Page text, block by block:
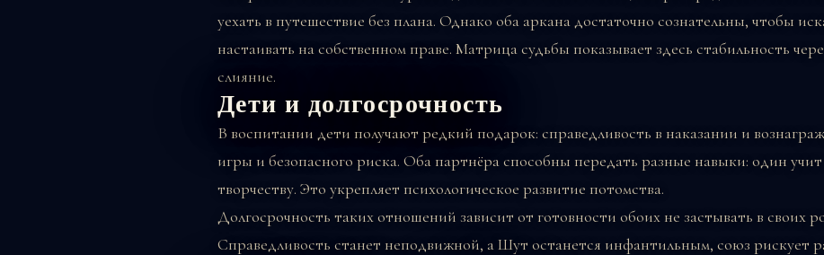
уехать в путешествие без плана. Однако оба аркана достаточно сознательны, чтобы
настаивать на собственном праве. Матрица судьбы показывает здесь стабильность
слияние.
Дети и долгосрочность
В воспитании дети получают редкий подарок: справедливость в наказании и
игры и безопасного риска. Оба партнёра способны передать разные навыки: один
творчеству. Это укрепляет психологическое развитие потомства.
Долгосрочность таких отношений зависит от готовности обоих не застывать в своих
Справедливость станет неподвижной, а Шут останется инфантильным, союз рискует